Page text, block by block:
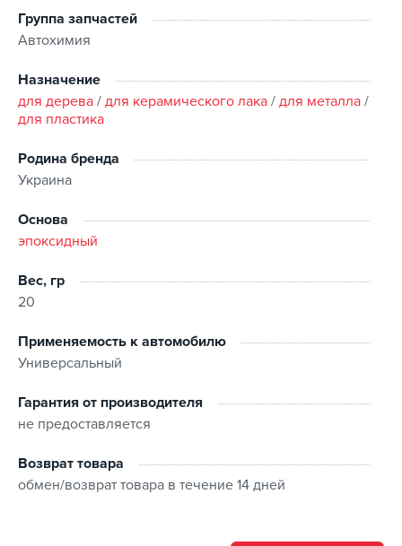
Указания к применению:
сухими и свободными от смазки и воска.
Открутите крышку и проколите тюбики булавкой.
Выдавите из тюбиков равные порции основы и
получения однородной массы.
Смешивайте только необходимое количество.
Легко сдавите соединяющиеся поверхности.
Рекомендуется применять при температуре свыше
Группа запчастей
Автохимия
Назначение
для дерева / для керамического лака / для металла /
для пластика
Родина бренда
Украина
Основа
эпоксидный
Вес, гр
20
Применяемость к автомобилю
Универсальный
Гарантия от производителя
не предоставляется
Возврат товара
обмен/возврат товара в течение 14 дней